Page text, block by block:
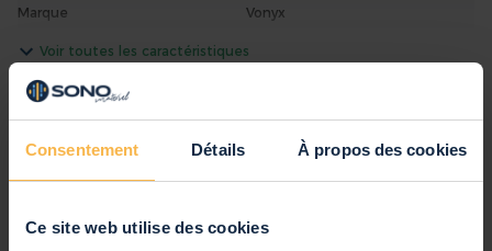
Consentement Détails À propos des cookies
Ce site web utilise des cookies
Marque
Vonyx
SKU
60000504
Code EAN
Notice d'Utilisation
Voir toutes les caractéristiques
Produits inclus dans le kit
SkyTec SKY-240B - Amplificateur
Professionnel, 2x 240W, Technologie
Moderne - Noir
Passives, Puissance de 150 Watts,